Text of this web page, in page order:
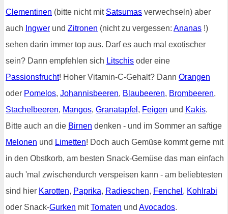
Clementinen (bitte nicht mit Satsumas verwechseln) aber
auch Ingwer und Zitronen (nicht zu vergessen: Ananas !)
sehen darin immer top aus. Darf es auch mal exotischer
sein? Dann empfehlen sich Litschis oder eine
Passionsfrucht! Hoher Vitamin-C-Gehalt? Dann Orangen
oder Pomelos, Johannisbeeren, Blaubeeren, Brombeeren,
Stachelbeeren, Mangos, Granatapfel , Feigen und Kakis.
Bitte auch an die Birnen denken - und im Sommer an saftige
Melonen und Limetten! Doch auch Gemüse kommt gerne mit
in den Obstkorb, am besten Snack-Gemüse das man einfach
auch 'mal zwischendurch verspeisen kann - am beliebtesten
sind hier Karotten, Paprika, Radieschen, Fenchel , Kohlrabi
oder Snack-Gurken mitTomaten und Avocados.